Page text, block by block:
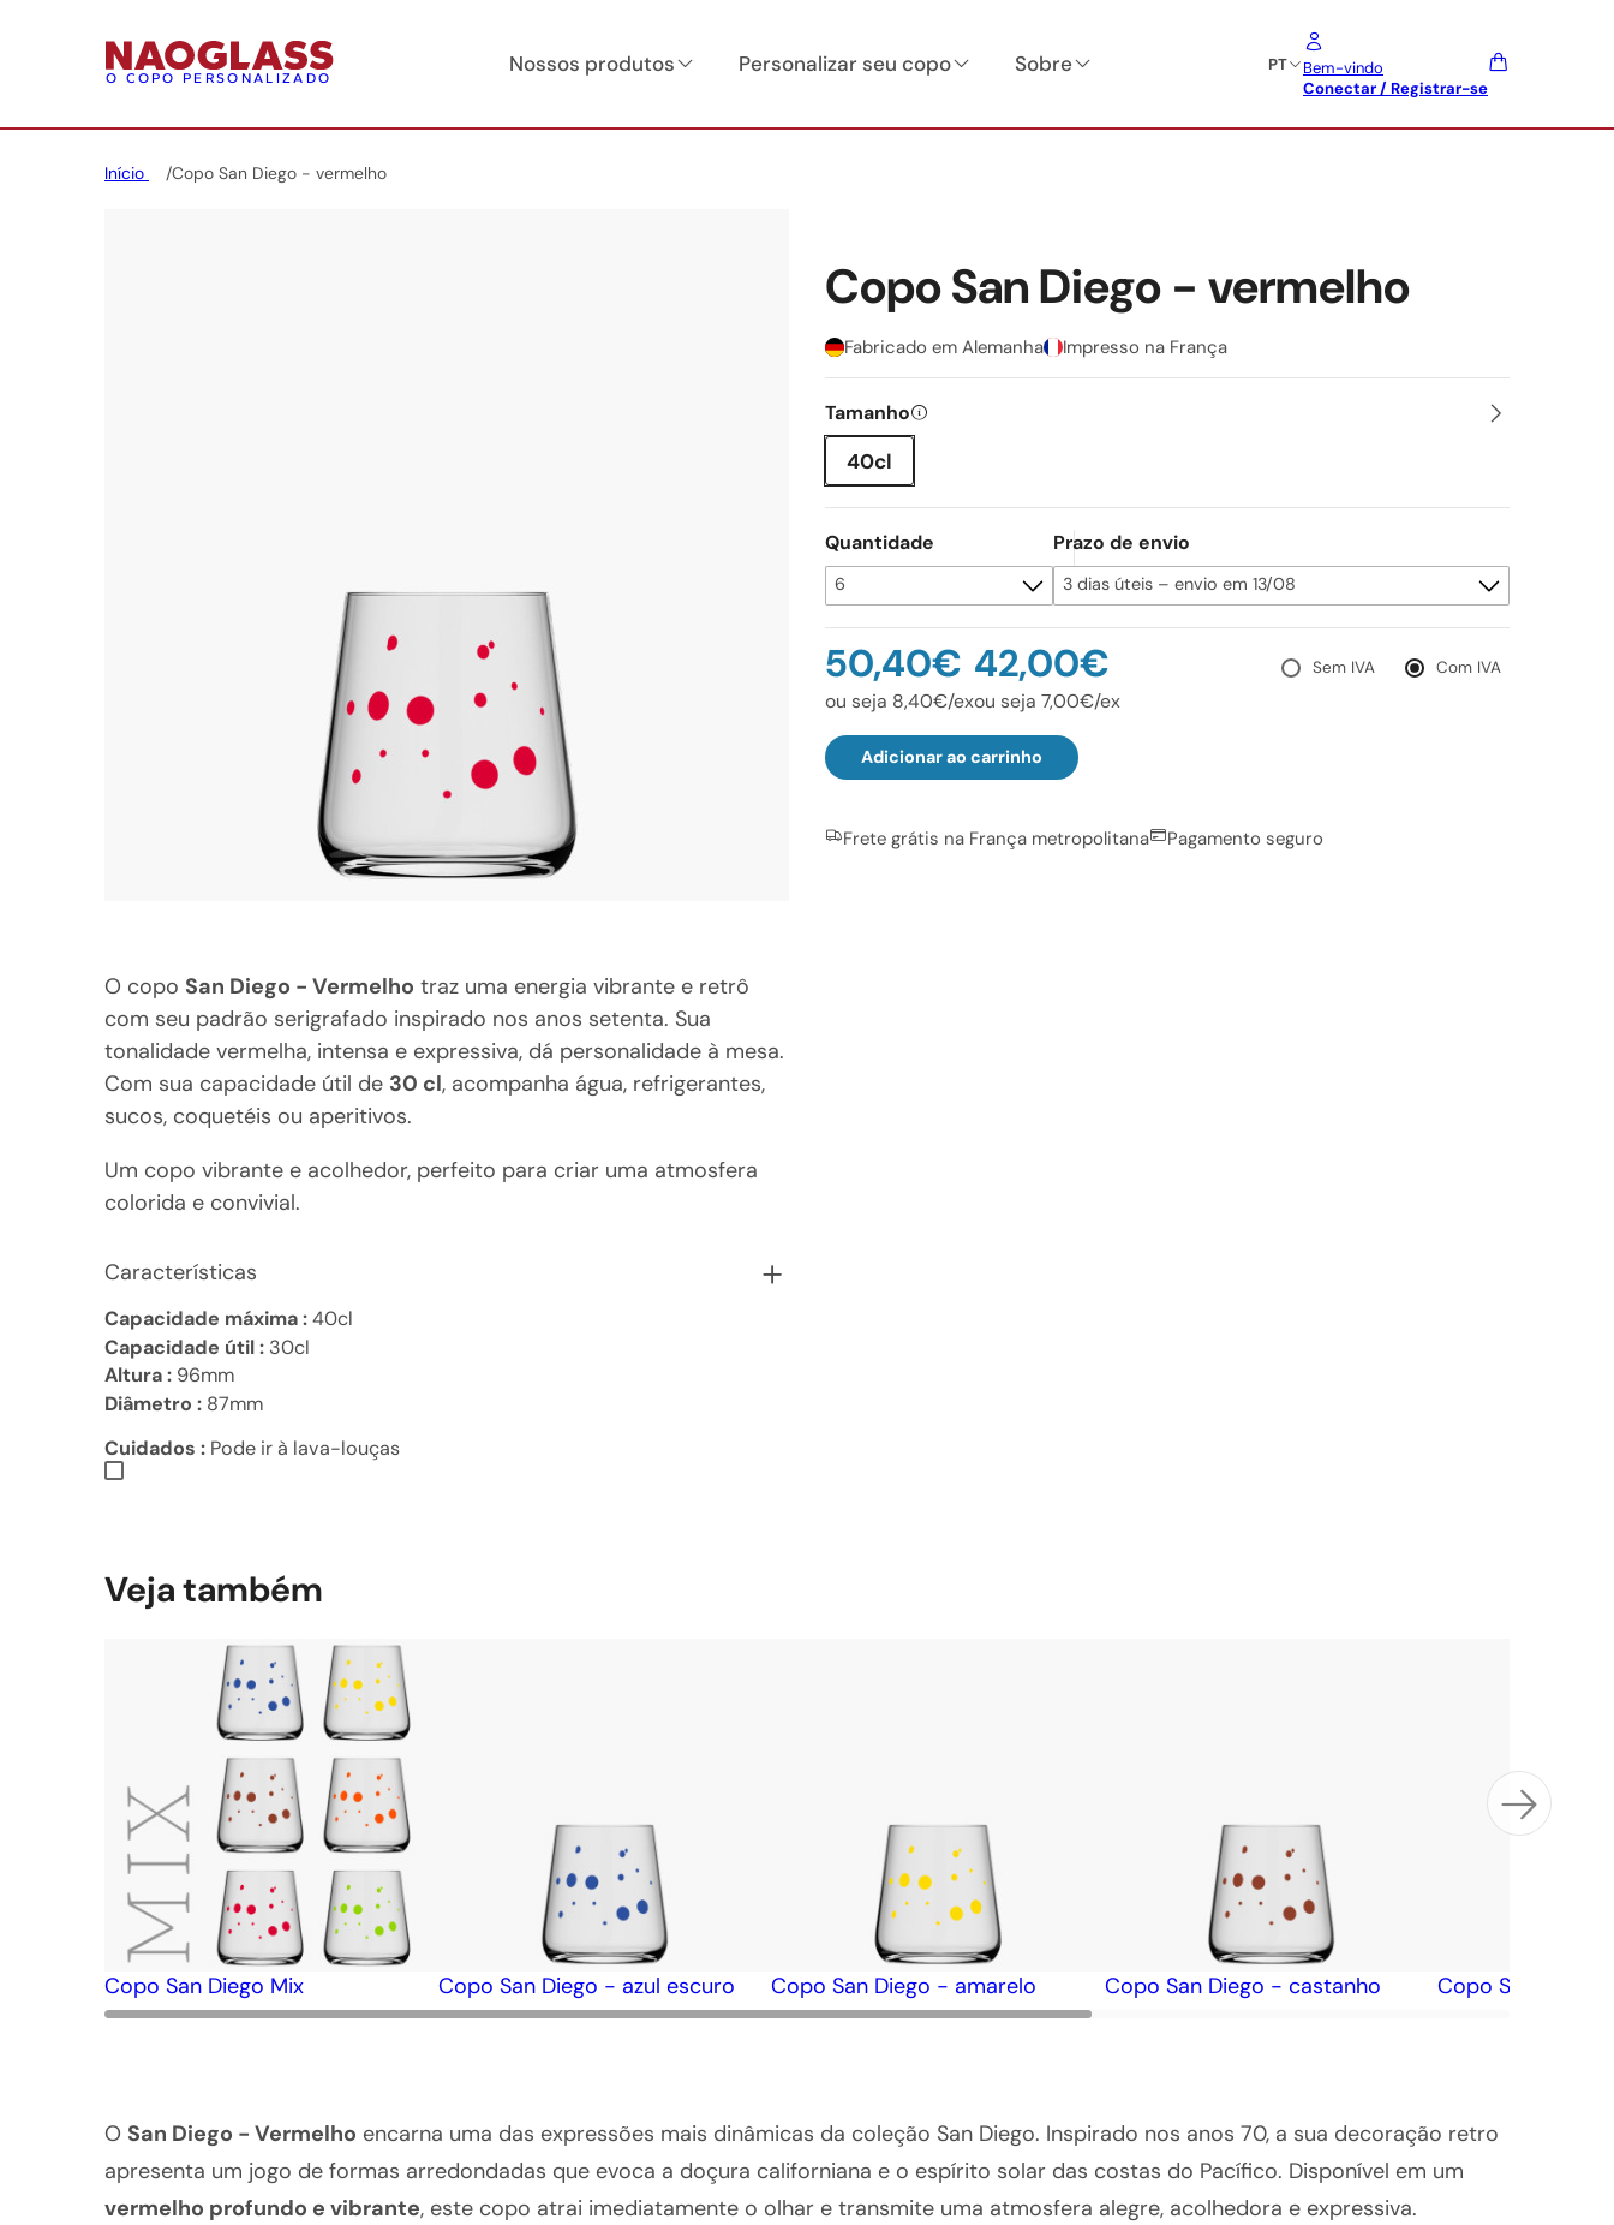
O COPO PERSONALIZADO
Nossos produtos Personalizar seu copo Sobre PT
Bem-vindo
Conectar / Registrar-se
Início Copo San Diego - vermelho
Copo San Diego - vermelho
Fabricado em Alemanha Impresso na França
Tamanho
40cl
Quantidade Prazo de envio
Sem IVA Com IVA
50,40€
ou seja 8,40€/ex
42,00€
ou seja 7,00€/ex
Adicionar ao carrinho
Frete grátis na França metropolitana Pagamento seguro
O copo San Diego - Vermelho traz uma energia vibrante e retrô
com seu padrão serigrafado inspirado nos anos setenta. Sua
tonalidade vermelha, intensa e expressiva, dá personalidade à mesa.
Com sua capacidade útil de 30 cl, acompanha água, refrigerantes,
sucos, coquetéis ou aperitivos.
Um copo vibrante e acolhedor, perfeito para criar uma atmosfera
colorida e convivial.
Características
Capacidade máxima :40cl
Capacidade útil : 30cl
Altura : 96mm
Diâmetro : 87mm
Cuidados : Pode ir à lava-louças
Veja também
Copo San Diego Mix Copo San Diego - azul escuro Copo San Diego - amarelo Copo San Diego - castanho Copo San Diego
O San Diego - Vermelho encarna uma das expressões mais dinâmicas da coleção San Diego. Inspirado nos anos 70, a sua decoração retro
apresenta um jogo de formas arredondadas que evoca a doçura californiana e o espírito solar das costas do Pacífico. Disponível em um
vermelho profundo e vibrante, este copo atrai imediatamente o olhar e transmite uma atmosfera alegre, acolhedora e expressiva.